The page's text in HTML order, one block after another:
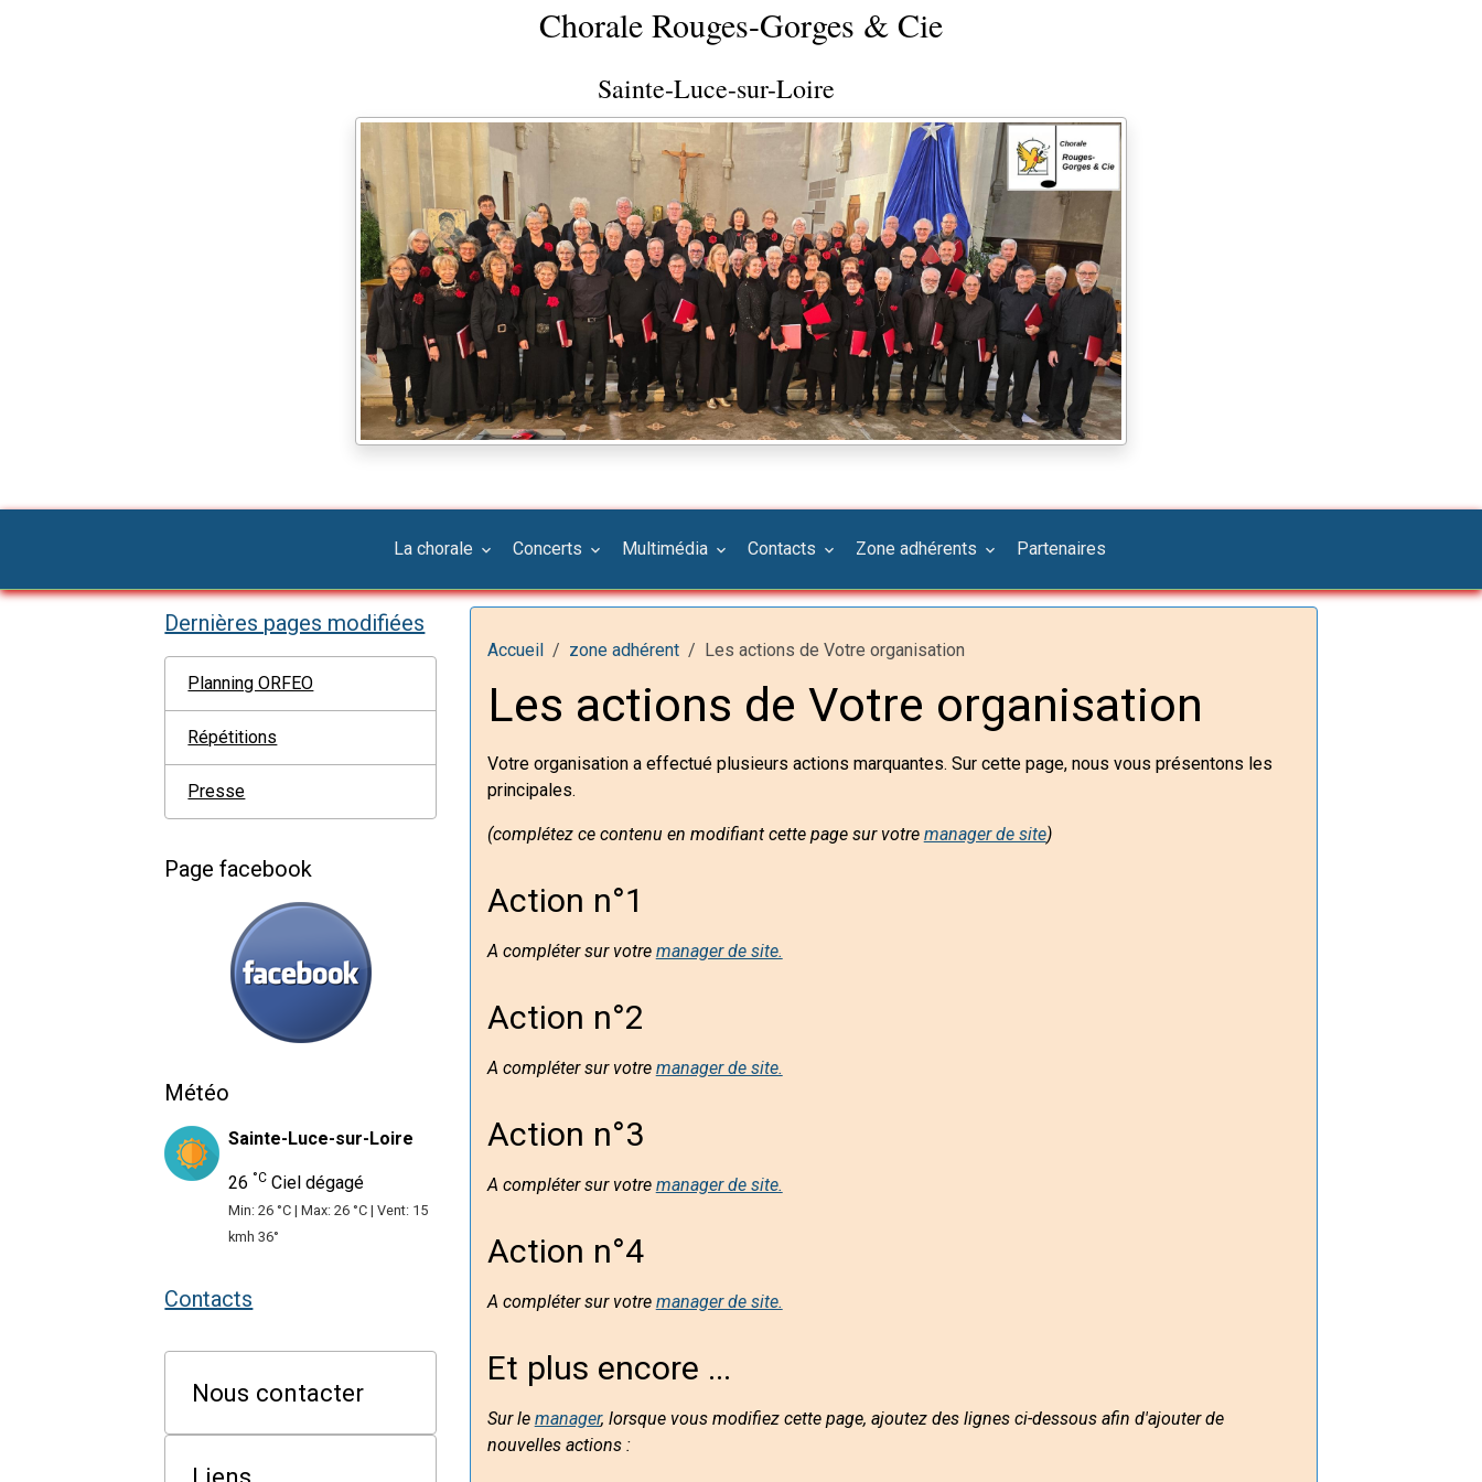
Chorale Rouges-Gorges & Cie
Sainte-Luce-sur-Loire
La chorale Concerts Multimédia Contacts Zone adhérents Partenaires
Accueil zone adhérent Les actions de Votre organisation
Les actions de Votre organisation
Votre organisation a effectué plusieurs actions marquantes. Sur cette page, nous vous présentons les
principales.
(complétez ce contenu en modifiant cette page sur votre manager de site)
Action n°1
A compléter sur votre manager de site.
Action n°2
A compléter sur votre manager de site.
Action n°3
A compléter sur votre manager de site.
Action n°4
A compléter sur votre manager de site.
Et plus encore ...
Sur le manager, lorsque vous modifiez cette page, ajoutez des lignes ci-dessous afin d'ajouter de
nouvelles actions :
Dernières pages modifiées
Planning ORFEO
Répétitions
Presse
Page facebook
Météo
Sainte-Luce-sur-Loire
26 °C Ciel dégagé
Min: 26 °C | Max: 26 °C | Vent: 15
kmh 36°
Contacts
Nous contacter